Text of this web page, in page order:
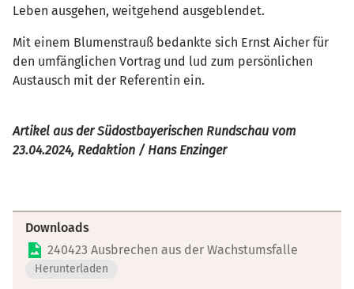
Leben ausgehen, weitgehend ausgeblendet.
Mit einem Blumenstrauß bedankte sich Ernst Aicher für
den umfänglichen Vortrag und lud zum persönlichen
Austausch mit der Referentin ein.
Artikel aus der Südostbayerischen Rundschau vom
23.04.2024, Redaktion / Hans Enzinger
Downloads
240423 Ausbrechen aus der Wachstumsfalle
Herunterladen